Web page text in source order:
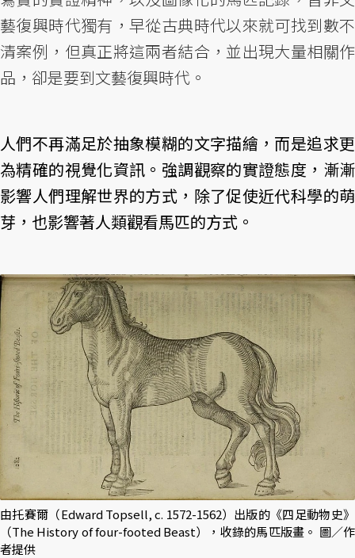
藝復興時代獨有，早從古典時代以來就可找到數不
清案例，但真正將這兩者結合，並出現大量相關作
品，卻是要到文藝復興時代。
人們不再滿足於抽象模糊的文字描繪，而是追求更
為精確的視覺化資訊。強調觀察的實證態度，漸漸
影響人們理解世界的方式，除了促使近代科學的萌
芽，也影響著人類觀看馬匹的方式。
由托賽爾（Edward Topsell, c. 1572-1562）出版的《四足動物史》
（The History of four-footed Beast），收錄的馬匹版畫。 圖／作
者提供